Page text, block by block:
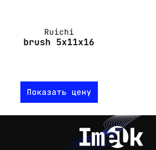
Ruichi
brush 5x11x16
Показать цену